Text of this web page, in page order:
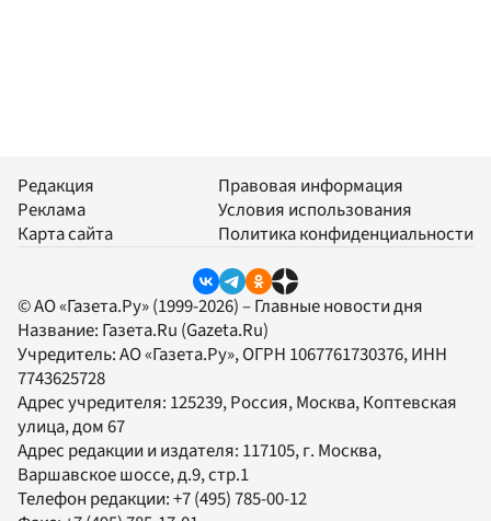
Редакция
Реклама
Карта сайта
Правовая информация
Условия использования
Политика конфиденциальности
© АО «Газета.Ру» (1999-2026) – Главные новости дня
Название: Газета.Ru (Gazeta.Ru)
Учредитель:АО «Газета.Ру», ОГРН 1067761730376, ИНН
7743625728
Адрес учредителя: 125239, Россия, Москва, Коптевская
улица, дом 67
Адрес редакции и издателя: 117105, г. Москва,
Варшавское шоссе, д.9, стр.1
Телефон редакции:+7 (495) 785-00-12